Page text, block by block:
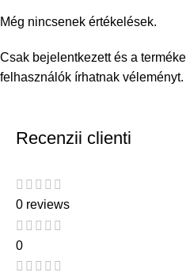
Még nincsenek értékelések.
Csak bejelentkezett és a
felhasználók írhatnak véleményt.
Recenzii clienti
0 reviews
0